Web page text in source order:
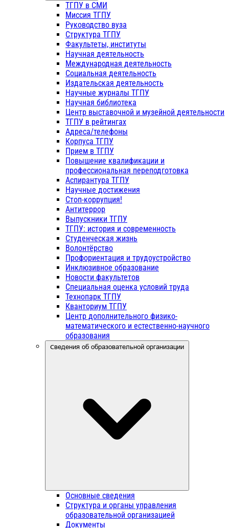
ТГПУ в СМИ
Миссия ТГПУ
Руководство вуза
Структура ТГПУ
Факультеты, институты
Научная деятельность
Международная деятельность
Социальная деятельность
Издательская деятельность
Научные журналы ТГПУ
Научная библиотека
Центр выставочной и музейной деятельности
ТГПУ в рейтингах
Адреса/телефоны
Корпуса ТГПУ
Прием в ТГПУ
Повышение квалификации и
профессиональная переподготовка
Аспирантура ТГПУ
Научные достижения
Стоп-коррупция!
Антитеррор
Выпускники ТГПУ
ТГПУ: история и современность
Студенческая жизнь
Волонтёрство
Профориентация и трудоустройство
Инклюзивное образование
Новости факультетов
Специальная оценка условий труда
Технопарк ТГПУ
Кванториум ТГПУ
Центр дополнительного физико-
математического и естественно-научного
образования
Сведения об образовательной организации
Основные сведения
Структура и органы управления
образовательной организацией
Документы